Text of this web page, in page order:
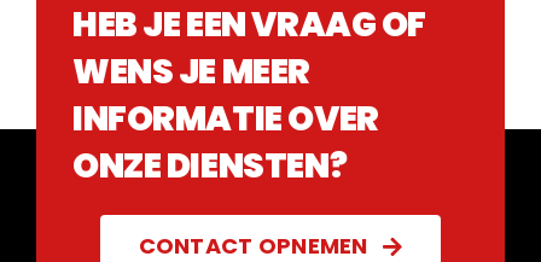
HEB JE EEN VRAAG OF
WENS JE MEER
INFORMATIE OVER
ONZE DIENSTEN?
CONTACT OPNEMEN